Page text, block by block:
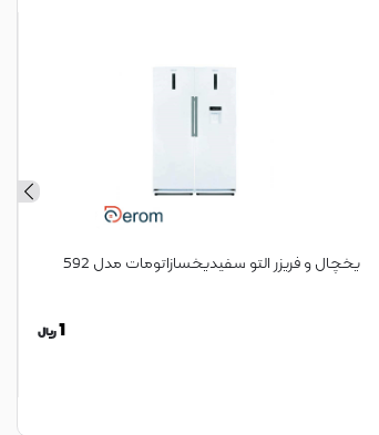
یخچال و فریزر التو سفیدیخسازاتومات مدل 592
1ریال